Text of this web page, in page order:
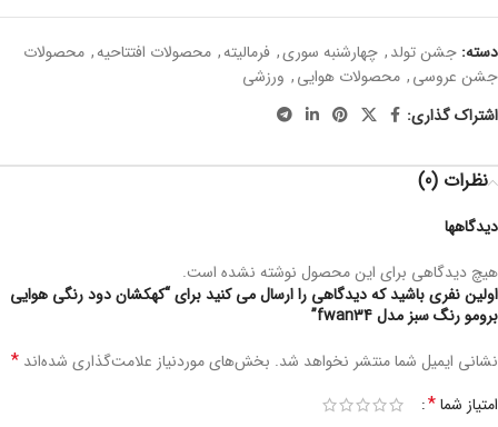
دسته: جشن تولد, چهارشنبه سوری, فرمالیته, محصولات افتتاحیه, محصولات
جشن عروسی, محصولات هوایی, ورزشی
اشتراک گذاری:
نظرات (0)
دیدگاهها
هیچ دیدگاهی برای این محصول نوشته نشده است.
اولین نفری باشید که دیدگاهی را ارسال می کنید برای “کهکشان دود رنگی هوایی
برومو رنگ سبز مدل fwan34”
نشانی ایمیل شما منتشر نخواهد شد. بخش‌های موردنیاز علامت‌گذاری شده‌اند *
امتیاز شما*